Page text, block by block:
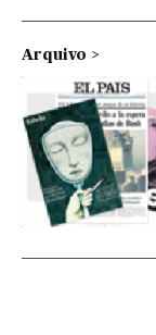
Arquivo